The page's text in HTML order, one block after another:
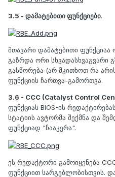
3.5 - დამატებითი ფუნქციები.
მთავარი დამატებითი
გაზრდა ორი სხვადასხვაგვარი
გასწორება (არ მკითხოთ რა
ფუნქციის ჩართვა-გამორთვა.
3.6 - CCC (Catalyst Control
ფუნქციას BIOS-ის
სტატიის ავტორმა შექმნა და
ფუნქციად "ჩააკერა".
ეს რედაქტორი გამოიყენება
ფუნქციით სარგებლობისთვის.